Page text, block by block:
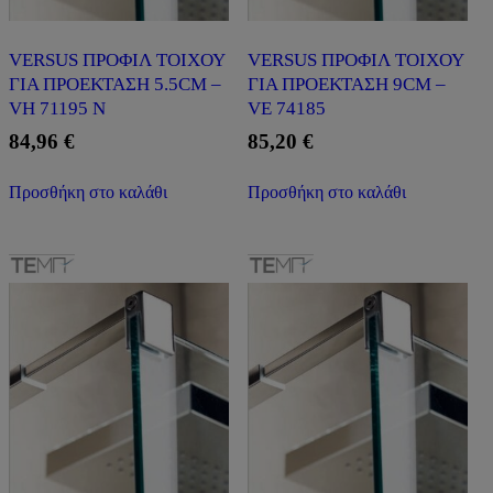
VERSUS ΠΡΟΦΙΛ ΤΟΙΧΟΥ
ΓΙΑ ΠΡΟΕΚΤΑΣΗ 5.5CM –
VH 71195 N
84,96 €
Προσθήκη στο καλάθι
VERSUS ΠΡΟΦΙΛ ΤΟΙΧΟΥ
ΓΙΑ ΠΡΟΕΚΤΑΣΗ 9CM –
VE 74185
85,20 €
Προσθήκη στο καλάθι